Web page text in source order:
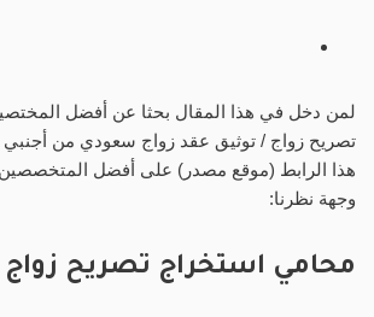
لمن دخل في هذا المقال بحثا عن أفضل
تصريح زواج / توثيق عقد زواج سعودي من
هذا الرابط (موقع مصدر) على أفضل
وجهة نظرنا:
محامي استخراج تصريح زواج